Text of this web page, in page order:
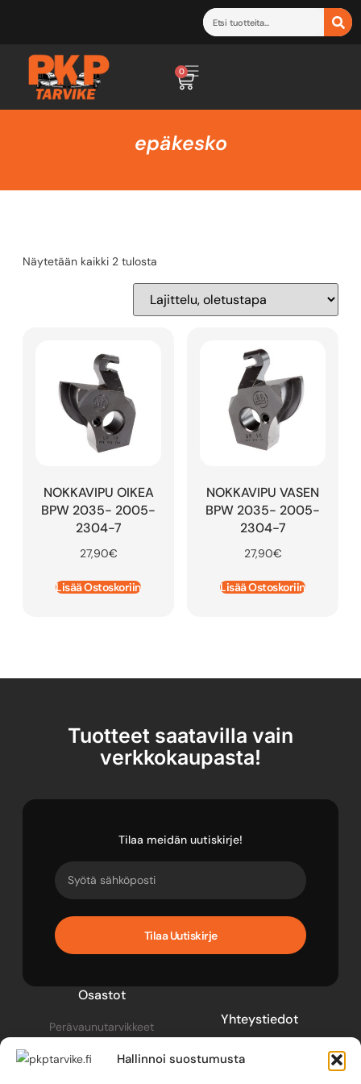
Hallinnoi suostumusta
0
epäkesko
Näytetään kaikki 2 tulosta
NOKKAVIPU OIKEA
BPW 2035- 2005-
2304-7
27,90€
Lisää Ostoskoriin
NOKKAVIPU VASEN
BPW 2035- 2005-
2304-7
27,90€
Lisää Ostoskoriin
Tuotteet saatavilla vain
verkkokaupasta!
Tilaa meidän uutiskirje!
Tilaa Uutiskirje
Osastot
Perävaunutarvikkeet
Perävaunut
Yhteystiedot